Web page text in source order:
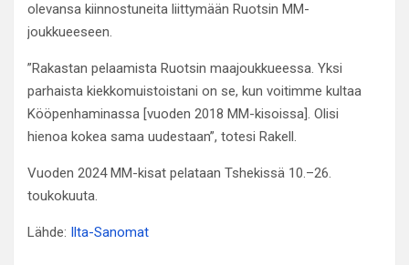
olevansa kiinnostuneita liittymään Ruotsin MM-
joukkueeseen.
”Rakastan pelaamista Ruotsin maajoukkueessa. Yksi
parhaista kiekkomuistoistani on se, kun voitimme kultaa
Kööpenhaminassa [vuoden 2018 MM-kisoissa]. Olisi
hienoa kokea sama uudestaan”, totesi Rakell.
Vuoden 2024 MM-kisat pelataan Tshekissä 10.–26.
toukokuuta.
Lähde: Ilta-Sanomat